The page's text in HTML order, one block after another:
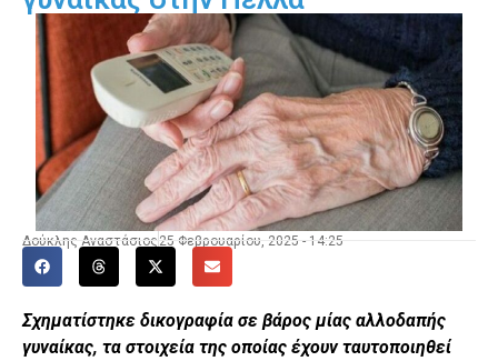
Δούκλης Αναστάσιος 25 Φεβρουαρίου, 2025 - 14:25
Σχηματίστηκε δικογραφία σε βάρος μίας αλλοδαπής
γυναίκας, τα στοιχεία της οποίας έχουν ταυτοποιηθεί